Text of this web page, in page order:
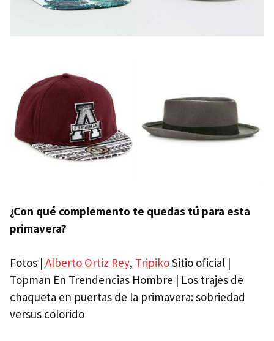
¿Con qué complemento te quedas tú para esta
primavera?
Fotos | Alberto Ortiz Rey, TripikoSitio oficial |
Topman En Trendencias Hombre | Los trajes de
chaqueta en puertas de la primavera: sobriedad
versus colorido